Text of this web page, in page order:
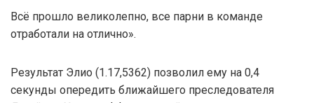
Всё прошло великолепно, все парни в команде
отработали на отлично».
Результат Элио (1.17,5362) позволил ему на 0,4
секунды опередить ближайшего преследователя